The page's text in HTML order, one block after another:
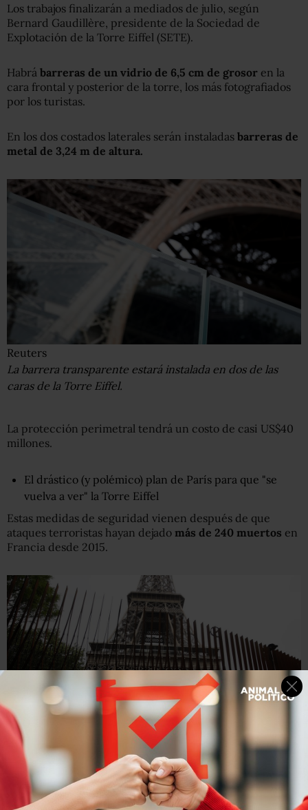
Los trabajos finalizarán a mediados de julio, según
Bernard Gaudillère, presidente de la Sociedad de
Explotación de la Torre Eiffel (SETE).
Habrá barreras de un vidrio de 6,5 cm de grosor en la
cara frontal y posterior de la torre, los más fotografiados
por los turistas.
En los dos costados laterales serán instaladas barreras de
metal de 3,24 m de altura.
Reuters
La barrera transparente estará instalada en dos de las
caras de la Torre Eiffel.
La protección perimetral tendrá un costo de casi US$40
millones.
El drástico (y polémico) plan de París para que "se
vuelva a ver" la Torre Eiffel
Estas medidas de seguridad vienen después de que
ataques terroristas hayan dejado más de 240 muertos en
Francia desde 2015.
EPA
Dos de los costados del monumento estarán protegidos
por una valla metálica.